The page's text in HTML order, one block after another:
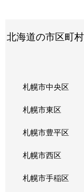
月寒東２条
月寒東２条
月寒東２条
月寒東３条
月寒東４条
月寒東４条
北海道の市区町
札幌市中央区
札幌市東区
札幌市豊平区
札幌市西区
札幌市手稲区